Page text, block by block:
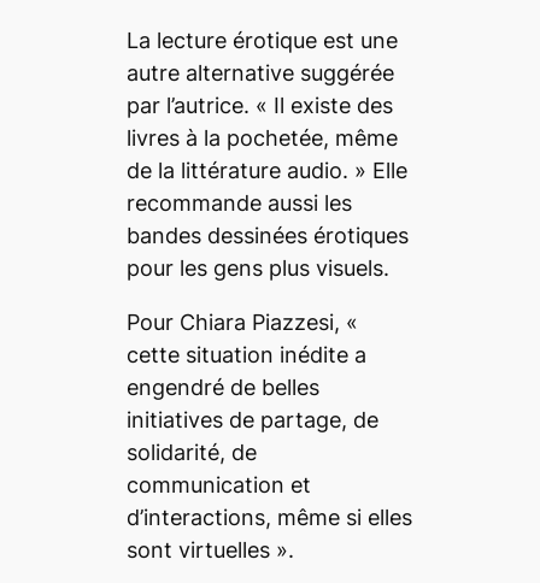
La lecture érotique est une
autre alternative suggérée
par l’autrice. « Il existe des
livres à la pochetée, même
de la littérature audio. » Elle
recommande aussi les
bandes dessinées érotiques
pour les gens plus visuels.
Pour Chiara Piazzesi, «
cette situation inédite a
engendré de belles
initiatives de partage, de
solidarité, de
communication et
d’interactions, même si elles
sont virtuelles ».